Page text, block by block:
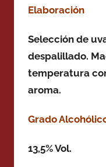
Elaboración
Selección de
despalillado.
temperatura
aroma.
Grado
13,5% Vol.